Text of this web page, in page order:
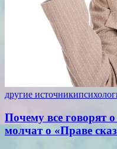
другие источники
Почему все говорят
молчат о «Праве